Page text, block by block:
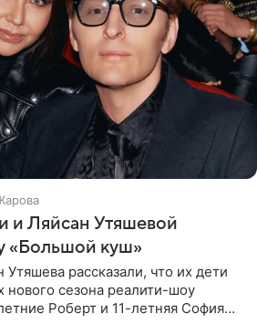
и Ляйсан Утяшевой
«Большой куш»
рассказали, что их дети
нового сезона реалити-шоу
Роберт и 11-летняя София